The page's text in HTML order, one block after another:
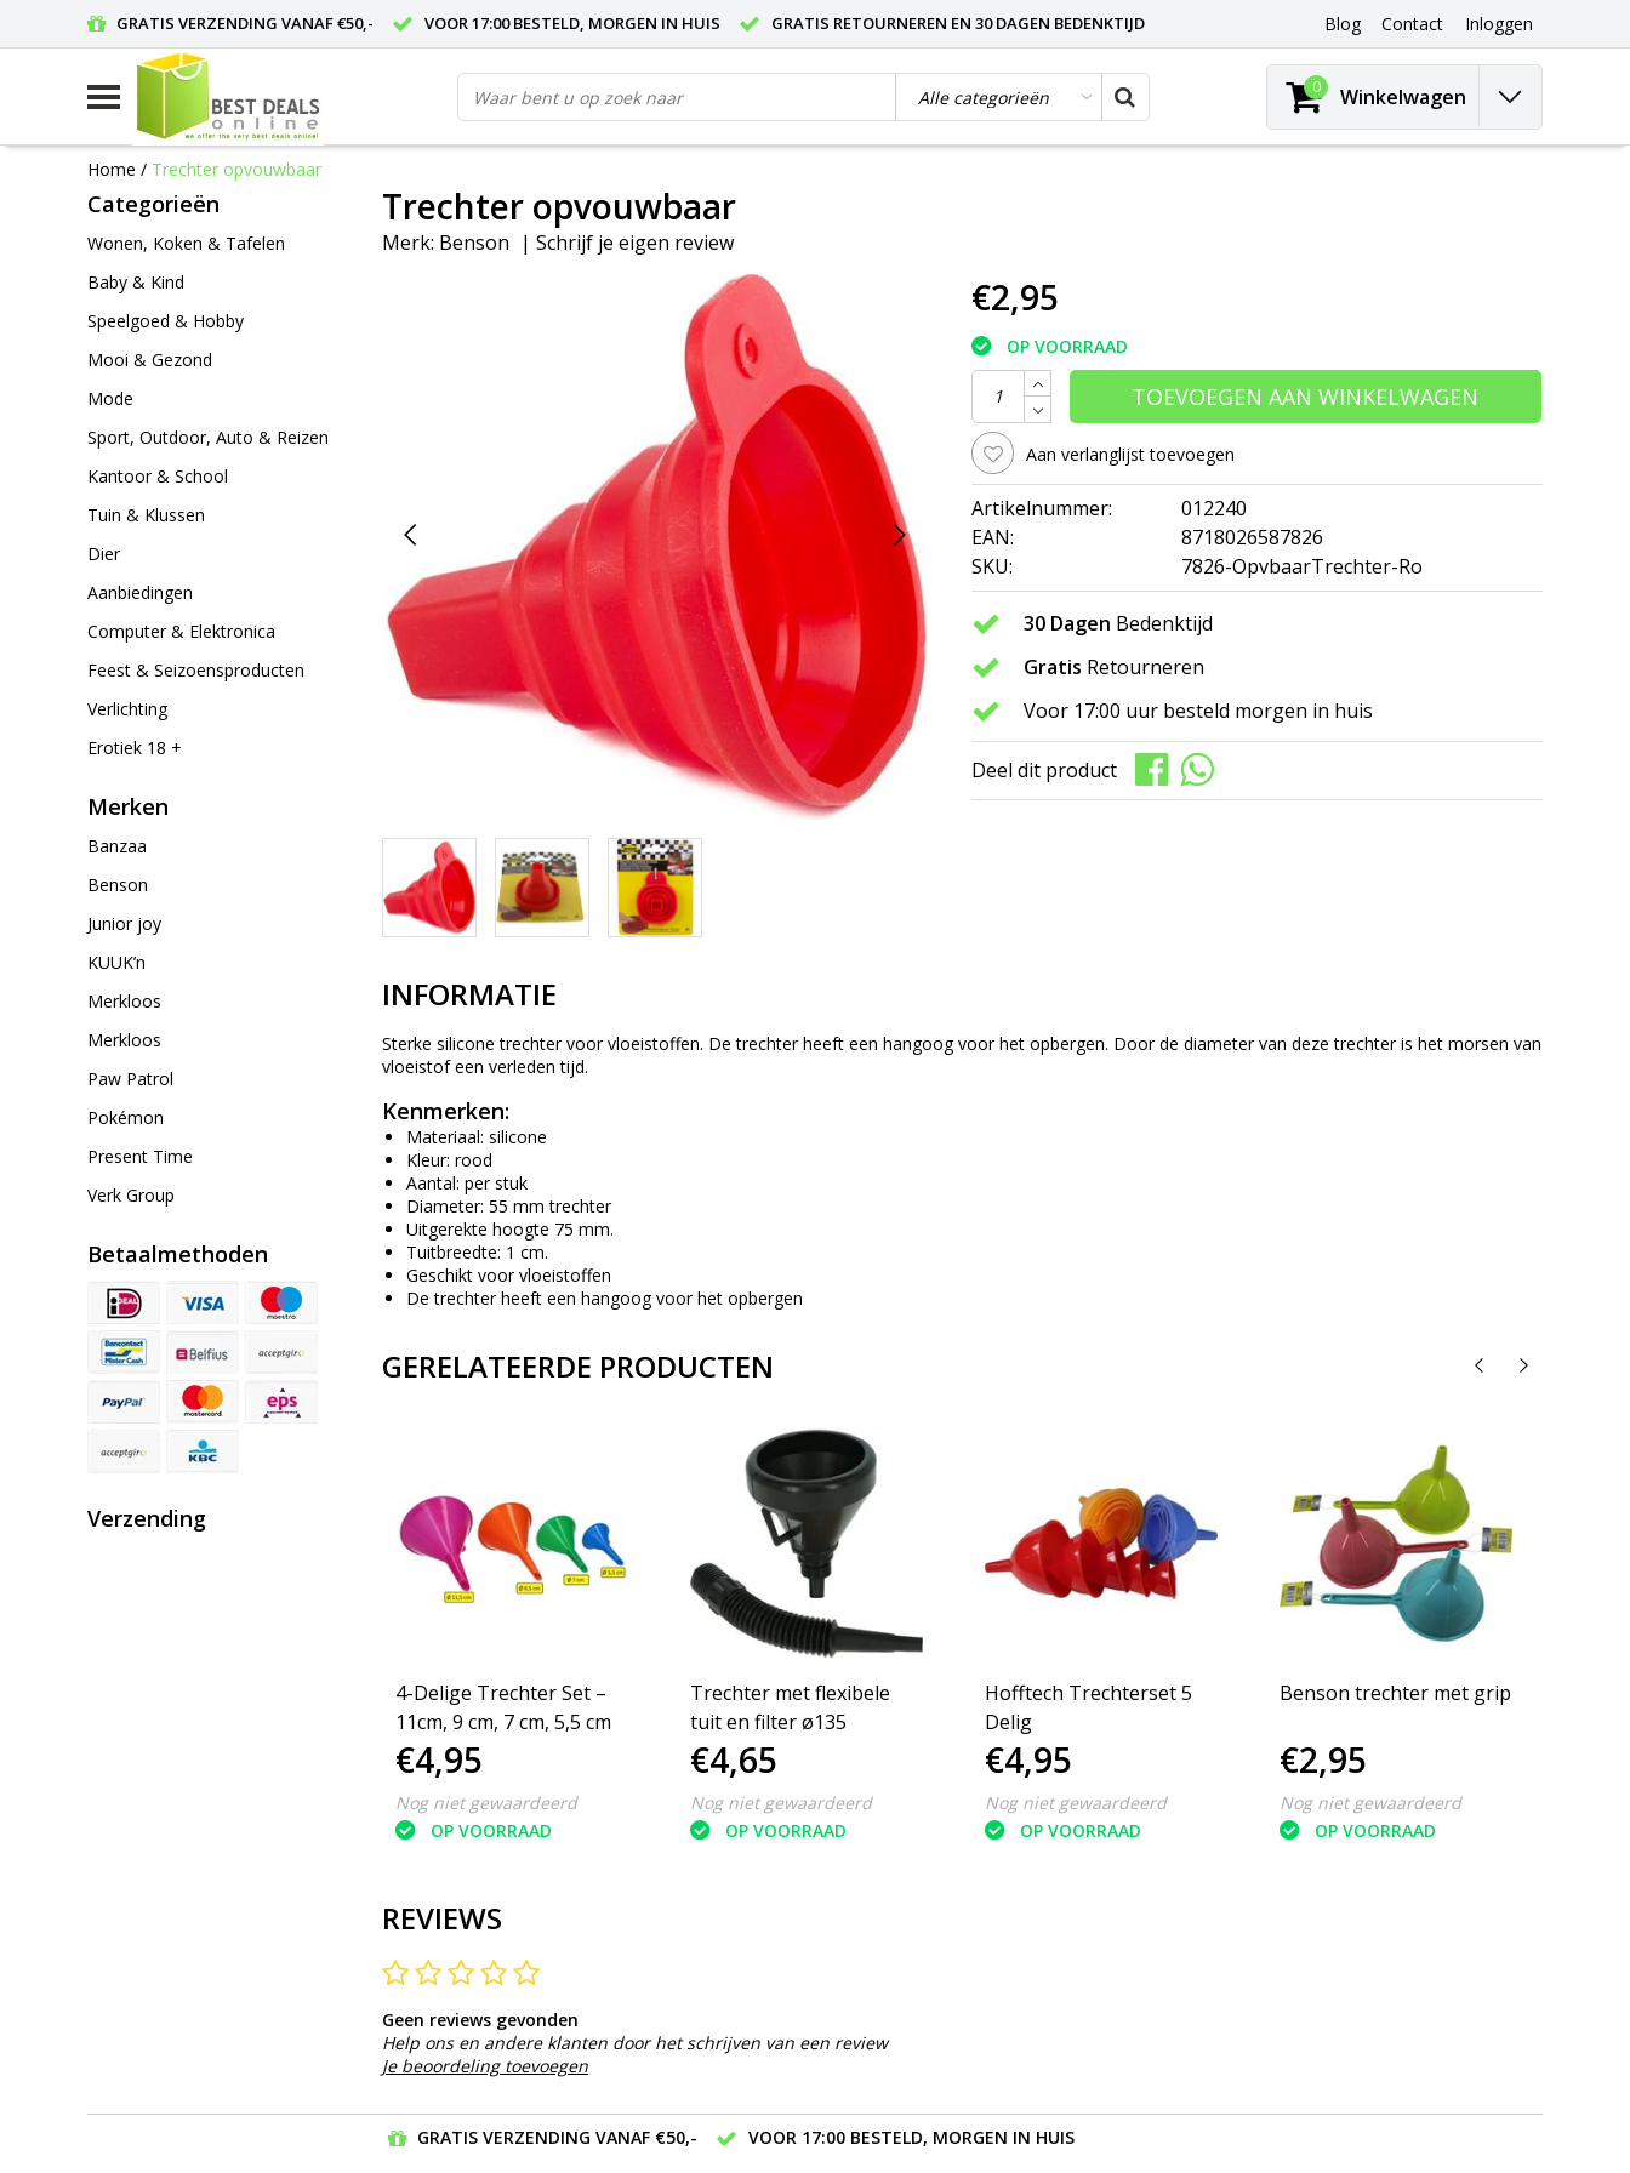
GRATIS VERZENDING VANAF €50,- VOOR 17:00 BESTELD, MORGEN IN HUIS GRATIS RETOURNEREN EN 30 DAGEN BEDENKTIJD Blog Contact Inloggen
0 Winkelwagen
Home / Trechter opvouwbaar
Categorieën
Wonen, Koken & Tafelen
Baby & Kind
Speelgoed & Hobby
Mooi & Gezond
Mode
Sport, Outdoor, Auto & Reizen
Kantoor & School
Tuin & Klussen
Dier
Aanbiedingen
Computer & Elektronica
Feest & Seizoensproducten
Verlichting
Erotiek 18 +
Merken
Banzaa
Benson
Junior joy
KUUK’n
Merkloos
Merkloos
Paw Patrol
Pokémon
Present Time
Verk Group
Betaalmethoden
Verzending
Trechter opvouwbaar
Merk: Benson | Schrijf je eigen review
€2,95
OP VOORRAAD
TOEVOEGEN AAN WINKELWAGEN
Aan verlanglijst toevoegen
Artikelnummer:
012240
EAN:
8718026587826
SKU:
7826-OpvbaarTrechter-Ro
30 Dagen Bedenktijd
Gratis Retourneren
Voor 17:00 uur besteld morgen in huis
Deel dit product
INFORMATIE
Sterke silicone trechter voor vloeistoffen. De trechter heeft een hangoog voor het opbergen. Door de diameter van deze trechter is het morsen van
vloeistof een verleden tijd.
Kenmerken:
Materiaal: silicone
Kleur: rood
Aantal: per stuk
Diameter: 55 mm trechter
Uitgerekte hoogte 75 mm.
Tuitbreedte: 1 cm.
Geschikt voor vloeistoffen
De trechter heeft een hangoog voor het opbergen
GERELATEERDE PRODUCTEN
4-Delige Trechter Set –
11cm, 9 cm, 7 cm, 5,5 cm
€4,95
Nog niet gewaardeerd
OP VOORRAAD
Trechter met flexibele
tuit en filter ø135
€4,65
Nog niet gewaardeerd
OP VOORRAAD
Hofftech Trechterset 5
Delig
€4,95
Nog niet gewaardeerd
OP VOORRAAD
Benson trechter met grip
€2,95
Nog niet gewaardeerd
OP VOORRAAD
REVIEWS
Geen reviews gevonden
Help ons en andere klanten door het schrijven van een review
Je beoordeling toevoegen
GRATIS VERZENDING VANAF €50,-
VOOR 17:00 BESTELD, MORGEN IN HUIS